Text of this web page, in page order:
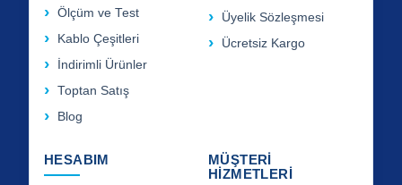
Ölçüm ve Test
Kablo Çeşitleri
İndirimli Ürünler
Toptan Satış
Blog
Üyelik Sözleşmesi
Ücretsiz Kargo
HESABIM
MÜŞTERİ
HİZMETLERİ